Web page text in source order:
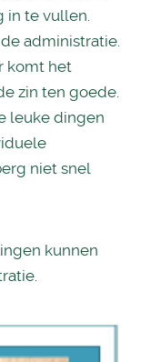
te vullen.
administratie.
komt het
zin ten goede.
leuke dingen
niet snel
kunnen